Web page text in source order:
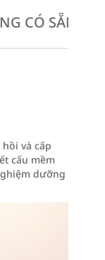
CÓ SẴN
và cấp
cấu mềm
dưỡng